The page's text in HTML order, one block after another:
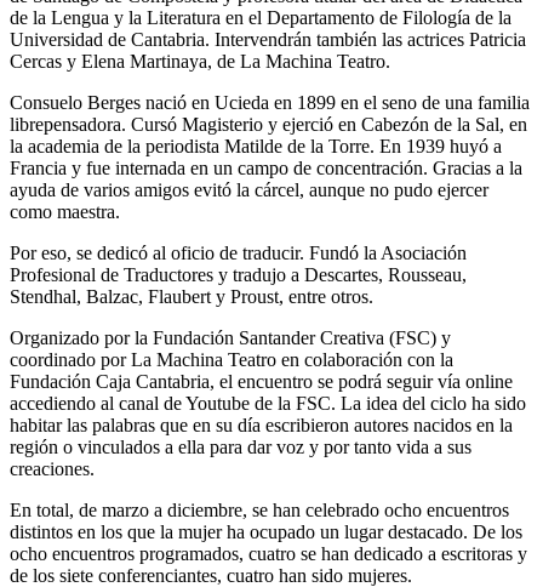
de la Lengua y la Literatura en el Departamento de Filología de la
Universidad de Cantabria. Intervendrán también las actrices Patricia
Cercas y Elena Martinaya, de La Machina Teatro.
Consuelo Berges nació en Ucieda en 1899 en el seno de una familia
librepensadora. Cursó Magisterio y ejerció en Cabezón de la Sal, en
la academia de la periodista Matilde de la Torre. En 1939 huyó a
Francia y fue internada en un campo de concentración. Gracias a la
ayuda de varios amigos evitó la cárcel, aunque no pudo ejercer
como maestra.
Por eso, se dedicó al oficio de traducir. Fundó la Asociación
Profesional de Traductores y tradujo a Descartes, Rousseau,
Stendhal, Balzac, Flaubert y Proust, entre otros.
Organizado por la Fundación Santander Creativa (FSC) y
coordinado por La Machina Teatro en colaboración con la
Fundación Caja Cantabria, el encuentro se podrá seguir vía online
accediendo al canal de Youtube de la FSC. La idea del ciclo ha sido
habitar las palabras que en su día escribieron autores nacidos en la
región o vinculados a ella para dar voz y por tanto vida a sus
creaciones.
En total, de marzo a diciembre, se han celebrado ocho encuentros
distintos en los que la mujer ha ocupado un lugar destacado. De los
ocho encuentros programados, cuatro se han dedicado a escritoras y
de los siete conferenciantes, cuatro han sido mujeres.